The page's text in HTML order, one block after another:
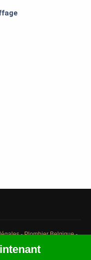
-Plombier Belgique-